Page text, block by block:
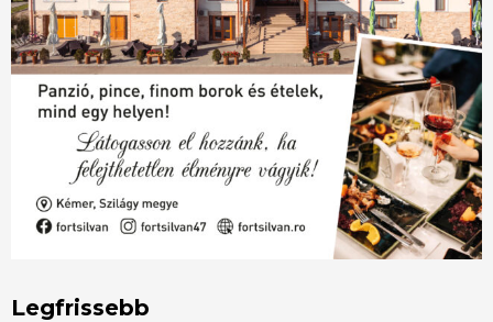
Legfrissebb